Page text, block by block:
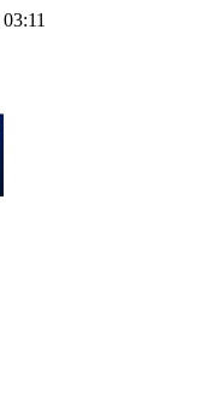
03:11